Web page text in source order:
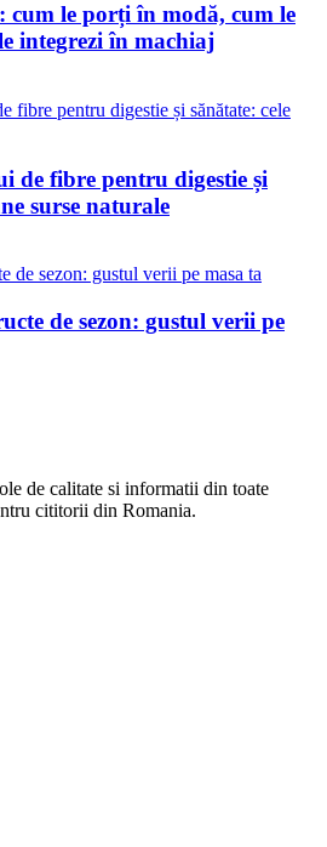
cum le porți în modă, cum le
integrezi în machiaj
de fibre pentru digestie și
surse naturale
de sezon: gustul verii pe
de calitate si informatii din toate
cititorii din Romania.